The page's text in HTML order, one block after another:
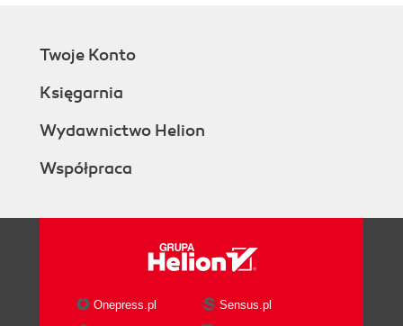
Twoje Konto
Księgarnia
Wydawnictwo Helion
Współpraca
Onepress.pl
Sensus.pl